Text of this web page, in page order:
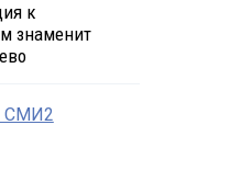
к
знаменит
СМИ2